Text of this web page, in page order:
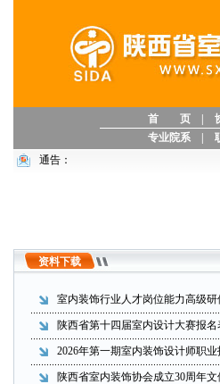
首 页
专业院系
通告：
资料下载
室内装饰行业人才岗位能力高级
陕西省第十四届室内设计大赛报
2026年第一期室内装饰设计师职
陕西省室内装饰协会成立30周年